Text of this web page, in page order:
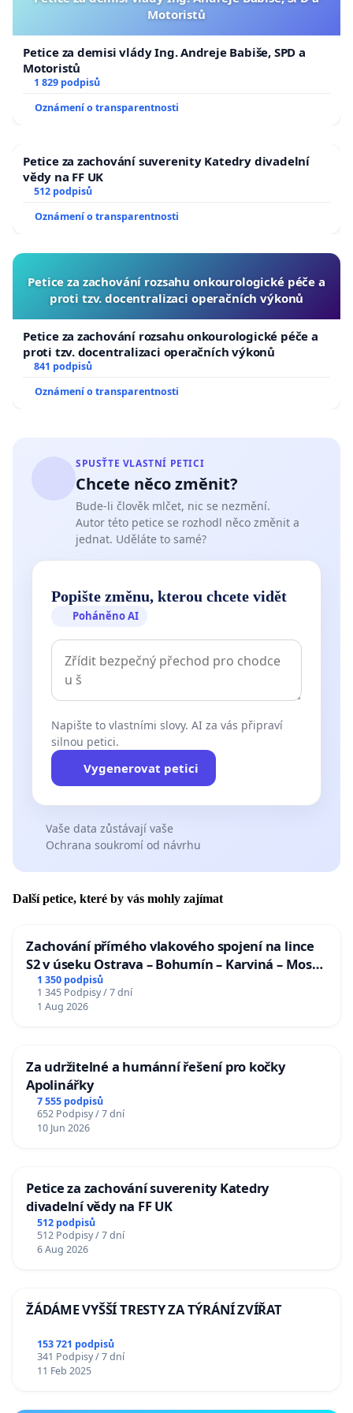
Motoristů
Petice za demisi vlády Ing. Andreje Babiše, SPD a
Motoristů
1 829 podpisů
Oznámení o transparentnosti
Petice za zachování suverenity Katedry divadelní
vědy na FF UK
512 podpisů
Oznámení o transparentnosti
Petice za zachování rozsahu onkourologické péče a
proti tzv. docentralizaci operačních výkonů
Petice za zachování rozsahu onkourologické péče a
proti tzv. docentralizaci operačních výkonů
841 podpisů
Oznámení o transparentnosti
SPUSŤTE VLASTNÍ PETICI
Chcete něco změnit?
Bude-li člověk mlčet, nic se nezmění.
Autor této petice se rozhodl něco změnit a
jednat. Uděláte to samé?
Popište změnu, kterou chcete vidět
Poháněno AI
Napište to vlastními slovy. AI za vás připraví
silnou petici.
Vygenerovat petici
Vaše data zůstávají vaše
Ochrana soukromí od návrhu
Další petice, které by vás mohly zajímat
Zachování přímého vlakového spojení na lince
S2 v úseku Ostrava – Bohumín – Karviná – Mosty
u Jablunkova
1 350 podpisů
1 345 Podpisy / 7 dní
1 Aug 2026
Za udržitelné a humánní řešení pro kočky
Apolinářky
7 555 podpisů
652 Podpisy / 7 dní
10 Jun 2026
Petice za zachování suverenity Katedry
divadelní vědy na FF UK
512 podpisů
512 Podpisy / 7 dní
6 Aug 2026
ŽÁDÁME VYŠŠÍ TRESTY ZA TÝRÁNÍ ZVÍŘAT
153 721 podpisů
341 Podpisy / 7 dní
11 Feb 2025